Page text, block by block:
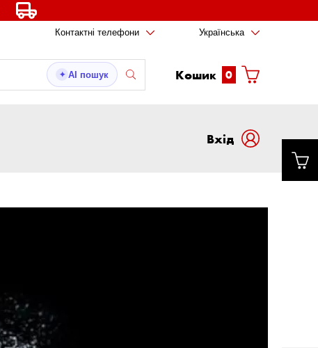
Контактні телефони Українська
✦ AI пошук Кошик 0
Вxід